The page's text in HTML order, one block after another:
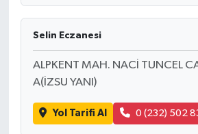
Selin Eczanesi
ALPKENT MAH. NACİ TUNCEL
A(İZSU YANI)
Yol Tarifi Al 0 (232) 502